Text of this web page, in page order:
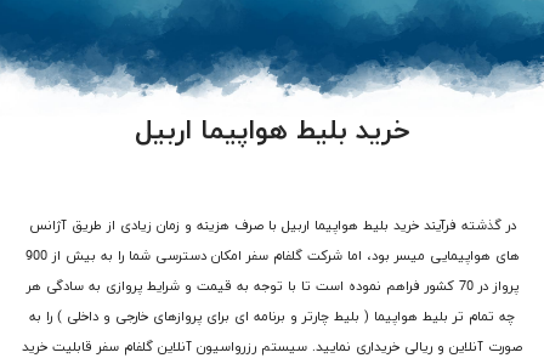
خرید بلیط هواپیما اربیل
در گذشته فرآیند خرید بلیط هواپیما اربیل با صرف هزینه و زمان زیادی از طریق آژانس
های هواپیمایی میسر بود، اما شرکت گلفام سفر امکان دسترسی شما را به بیش از 900
پرواز در 70 کشور فراهم نموده است تا با توجه به قیمت و شرایط پروازی به سادگی هر
چه تمام تر بلیط هواپیما ( بلیط چارتر و برنامه ای برای پروازهای خارجی و داخلی ) را به
صورت آنلاین و ریالی خریداری نمایید. سیستم رزرواسیون آنلاین گلفام سفر قابلیت خرید